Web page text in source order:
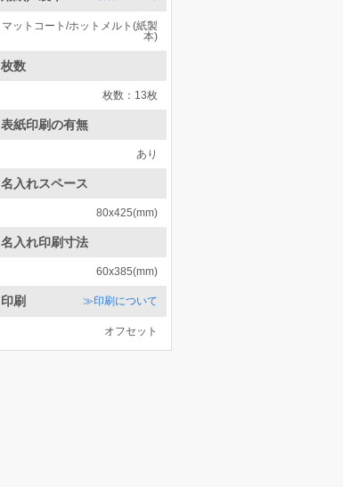
マットコート/ホットメルト(紙製
本)
枚数
枚数：13枚
表紙印刷の有無
あり
名入れスペース
80x425(mm)
名入れ印刷寸法
60x385(mm)
印刷 ≫印刷について
オフセット